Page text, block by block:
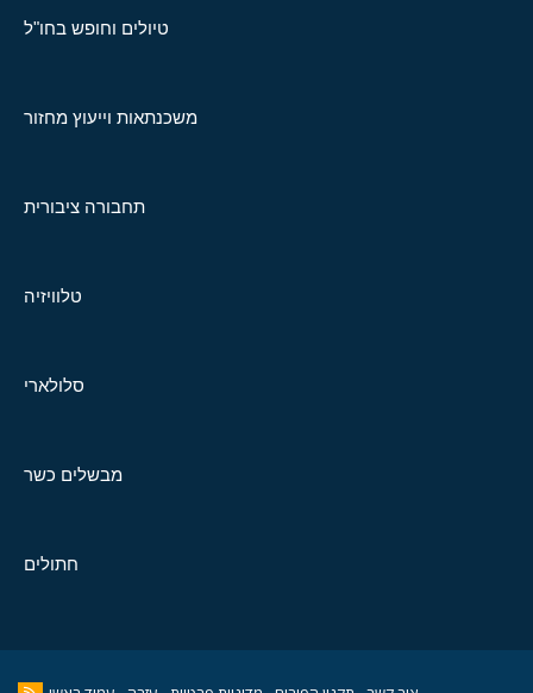
טיולים וחופש בחו"ל
משכנתאות וייעוץ מחזור
תחבורה ציבורית
טלוויזיה
סלולארי
מבשלים כשר
חתולים